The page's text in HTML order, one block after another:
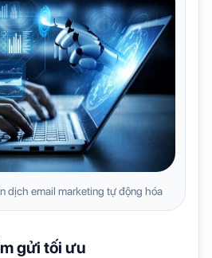
dịch email marketing tự động hóa
gửi tối ưu